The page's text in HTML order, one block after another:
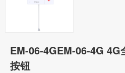
EM-06-4GEM-06-4G 4G
按钮